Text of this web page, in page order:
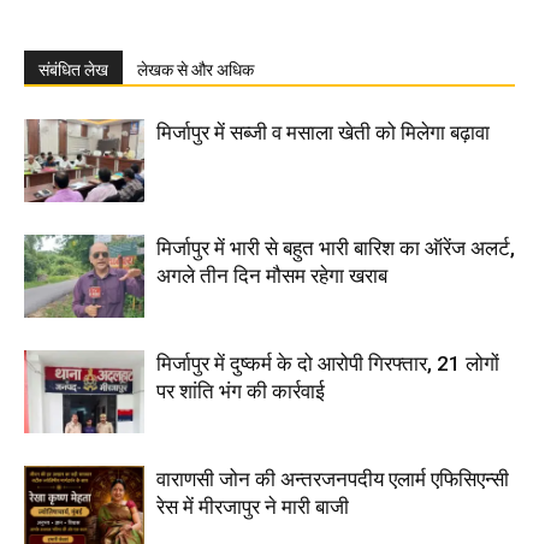
संबंधित लेख लेखक से और अधिक
मिर्जापुर में सब्जी व मसाला खेती को मिलेगा बढ़ावा
मिर्जापुर में भारी से बहुत भारी बारिश का ऑरेंज अलर्ट,
अगले तीन दिन मौसम रहेगा खराब
मिर्जापुर में दुष्कर्म के दो आरोपी गिरफ्तार, 21 लोगों
पर शांति भंग की कार्रवाई
वाराणसी जोन की अन्तरजनपदीय एलार्म एफिसिएन्सी
रेस में मीरजापुर ने मारी बाजी